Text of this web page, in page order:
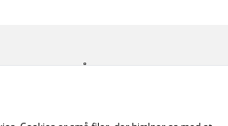
Åbningstider